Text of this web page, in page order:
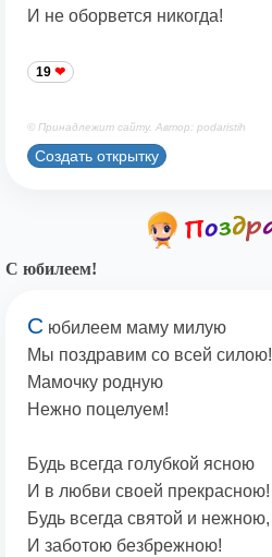
И не оборвется никогда!
19
© Принадлежит сайту. Автор: podaristih
Создать открытку
С юбилеем!
С юбилеем маму милую
Мы поздравим со всей силою!
Мамочку родную
Нежно поцелуем!
Будь всегда голубкой ясною
И в любви своей прекрасною!
Будь всегда святой и нежною,
И заботою безбрежною!